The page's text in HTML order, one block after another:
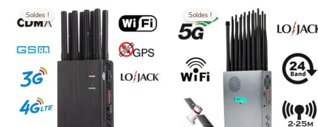
Soldes !initial
était :
499,00€.
prix
actuel
est :
199,99€.
Soldes ! initial
était :
1.599,00€.
prix
actuel
est :
799,99€.